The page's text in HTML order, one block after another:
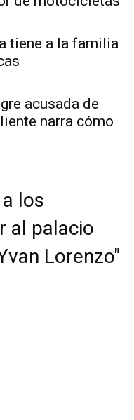
tiene a la familia
acusada de
narra cómo
los
al palacio
Lorenzo"